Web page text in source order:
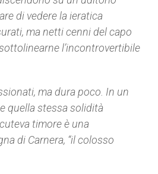
di vedere la ieratica
ma netti cenni del capo
l’incontrovertibile
ma dura poco. In un
quella stessa solidità
timore è una
di Carnera, “il colosso